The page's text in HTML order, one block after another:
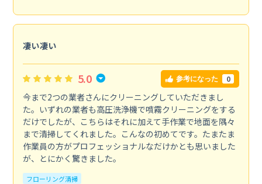
凄い凄い
5.0 参考になった 0
今まで2つの業者さんにクリーニングしていただきまし
た。いずれの業者も高圧洗浄機で噴霧クリーニングをする
だけでしたが、こちらはそれに加えて手作業で地面を隅々
まで清掃してくれました。こんなの初めてです。たまたま
作業員の方がプロフェッショナルなだけかとも思いました
が、とにかく驚きました。
フローリング清掃